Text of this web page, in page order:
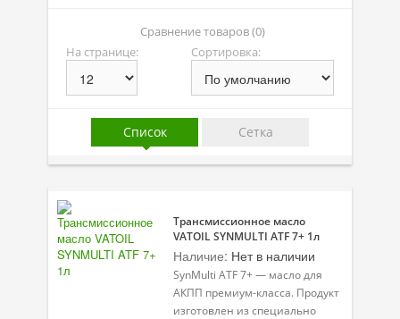
Линейка масел Top Tec
Линейка масел Special Tec
Линейка масел Optimal
Присадки
Присадки в масло
Присадки в топливо
Трансмиссионные масла
Сравнение товаров (0)
На странице:
Сортировка:
Список Сетка
Трансмиссионное масло
VATOIL SYNMULTI ATF 7+ 1л
Наличие: Нет в наличии
SynMulti ATF 7+ — масло для
АКПП премиум-класса. Продукт
изготовлен из специально